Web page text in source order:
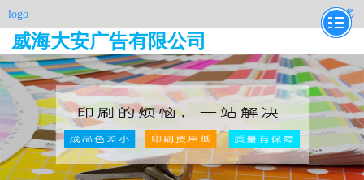
logo 更多
威海大安广告有限公司